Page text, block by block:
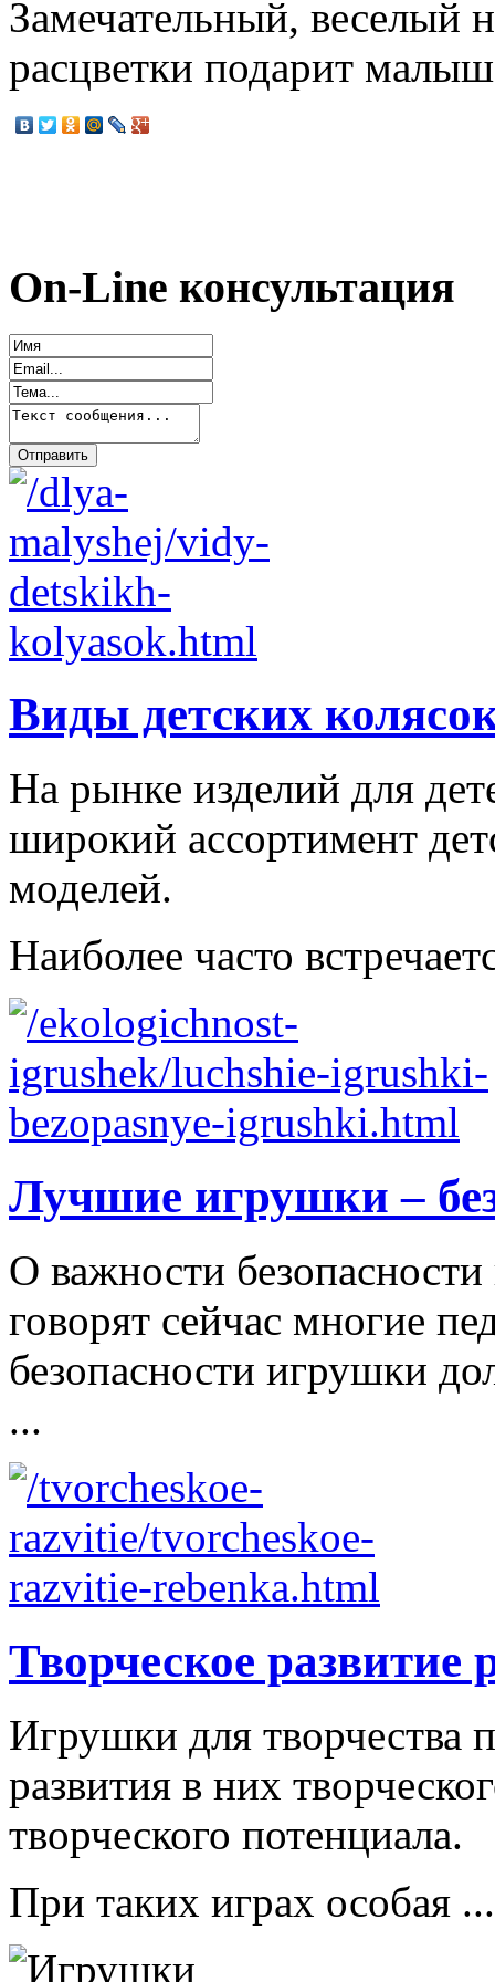
Замечательный, веселый
расцветки подарит
On-Line консультация
Виды детских
На рынке изделий для
широкий ассортимент
моделей.
Наиболее часто
Лучшие игрушки –
О важности
говорят сейчас многие
безопасности игрушки
...
Творческое развитие
Игрушки для творчества
развития в них
творческого потенциала.
При таких играх особая ...